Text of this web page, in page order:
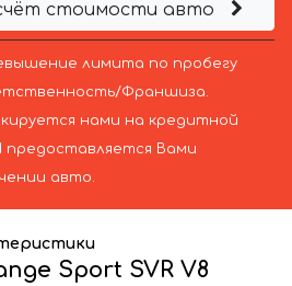
стоимости авто
лимита по пробегу
Франшиза.
нами на кредитной
Вами
авто.
Sport SVR V8